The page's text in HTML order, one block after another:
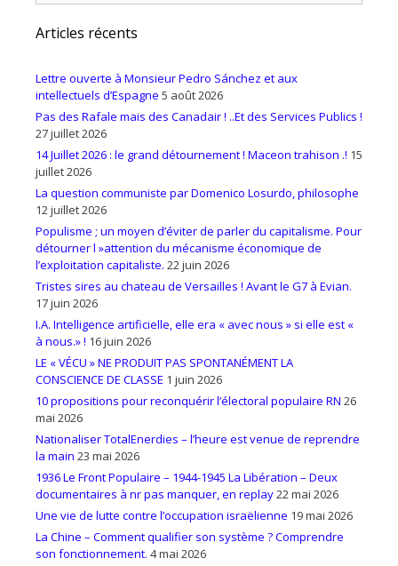
Articles récents
Lettre ouverte à Monsieur Pedro Sánchez et aux
intellectuels d’Espagne 5 août 2026
Pas des Rafale mais des Canadair ! ..Et des Services Publics !
27 juillet 2026
14 Juillet 2026 : le grand détournement ! Maceon trahison .! 15
juillet 2026
La question communiste par Domenico Losurdo, philosophe
12 juillet 2026
Populisme ; un moyen d’éviter de parler du capitalisme. Pour
détourner l »attention du mécanisme économique de
l’exploitation capitaliste. 22 juin 2026
Tristes sires au chateau de Versailles ! Avant le G7 à Evian.
17 juin 2026
I.A. Intelligence artificielle, elle era « avec nous » si elle est «
à nous.» ! 16 juin 2026
LE « VÉCU » NE PRODUIT PAS SPONTANÉMENT LA
CONSCIENCE DE CLASSE 1 juin 2026
10 propositions pour reconquérir l’électoral populaire RN 26
mai 2026
Nationaliser TotalEnerdies – l’heure est venue de reprendre
la main 23 mai 2026
1936 Le Front Populaire – 1944-1945 La Libération – Deux
documentaires à nr pas manquer, en replay22 mai 2026
Une vie de lutte contre l’occupation israëlienne 19 mai 2026
La Chine – Comment qualifier son système ? Comprendre
son fonctionnement. 4 mai 2026